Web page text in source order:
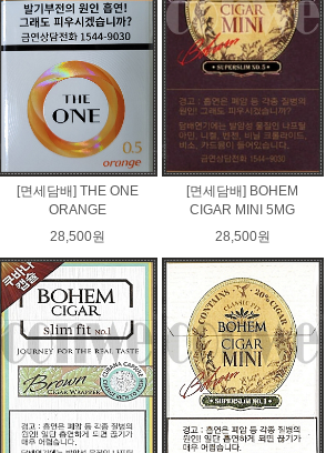
[면세담배] THE ONE
ORANGE
28,500원
[면세담배] BOHEM
CIGAR MINI 5MG
28,500원